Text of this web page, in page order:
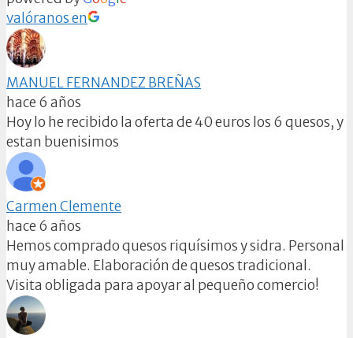
valóranos en
MANUEL FERNANDEZ BREÑAS
hace 6 años
Hoy lo he recibido la oferta de 40 euros los 6 quesos, y
estan buenisimos
Carmen Clemente
hace 6 años
Hemos comprado quesos riquísimos y sidra. Personal
muy amable. Elaboración de quesos tradicional.
Visita obligada para apoyar al pequeño comercio!